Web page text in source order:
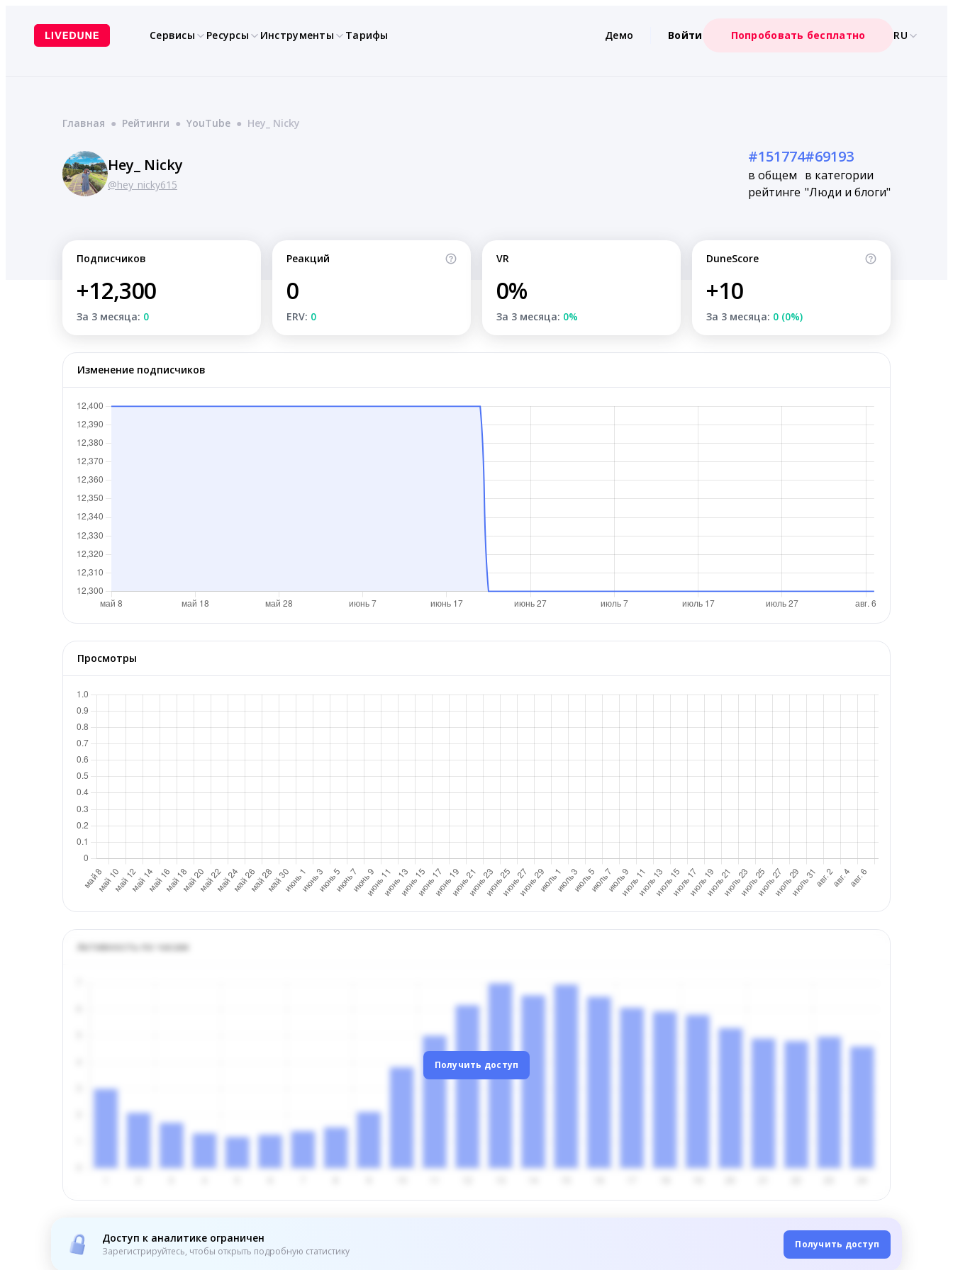
содержимому
Сервисы Ресурсы Инструменты Тарифы Демо Войти Попробовать бесплатно RU
Главная ● Рейтинги ● YouTube ● Hey_ Nicky
Hey_ Nicky
@hey_nicky615
#151774
в общем
рейтинге
#69193
в категории
"Люди и блоги"
Подписчиков
+12,300
За 3 месяца: 0
Реакций
0
ERV: 0
VR
0%
За 3 месяца: 0%
DuneScore
+10
За 3 месяца: 0 (0%)
Изменение подписчиков
Просмотры
Активность по часам
Получить доступ
Доступ к аналитике ограничен
Зарегистрируйтесь, чтобы открыть подробную статистику
Получить доступ